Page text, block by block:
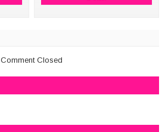
Comment Closed